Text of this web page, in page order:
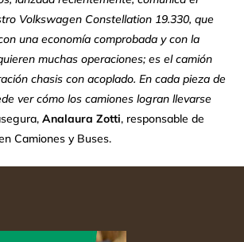
Volkswagen Constellation 19.330, que
una economía comprobada y con la
muchas operaciones; es el camión
chasis con acoplado. En cada pieza de
ver cómo los camiones logran llevarse
Analaura Zotti, responsable de
Camiones y Buses.